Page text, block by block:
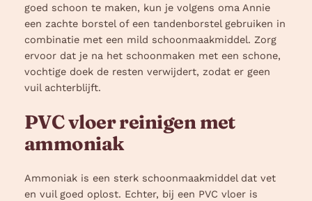
goed schoon te maken, kun je volgens oma Annie
een zachte borstel of een tandenborstel gebruiken in
combinatie met een mild schoonmaakmiddel. Zorg
ervoor dat je na het schoonmaken met een schone,
vochtige doek de resten verwijdert, zodat er geen
vuil achterblijft.
PVC vloer reinigen met
ammoniak
Ammoniak is een sterk schoonmaakmiddel dat vet
en vuil goed oplost. Echter, bij een PVC vloer is